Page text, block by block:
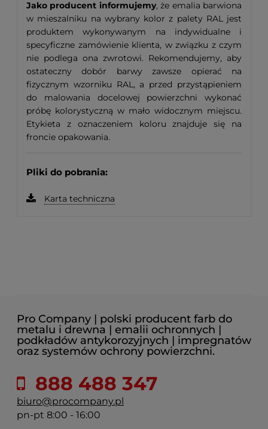
Jako producent informujemy, że emalia barwiona
w mieszalniku na wybrany kolor z palety RAL jest
produktem wykonywanym na indywidualne i
specyficzne zamówienie klienta, w związku z czym
nie podlega ona zwrotowi. Rekomendujemy, aby
ostateczny dobór barwy zawsze opierać na
fizycznym wzorniku RAL, a przed przystąpieniem
do malowania docelowej powierzchni wykonać
próbę kolorystyczną w mało widocznym miejscu.
Etykieta z oznaczeniem koloru znajduje się na
froncie opakowania.
Pliki do pobrania:
Karta techniczna
Pro Company | polski producent farb do
metalu i drewna | emalii ochronnych |
podkładów antykorozyjnych | impregnatów
oraz systemów ochrony powierzchni.
888 488 347
biuro@procompany.pl
pn-pt 8:00 - 16:00